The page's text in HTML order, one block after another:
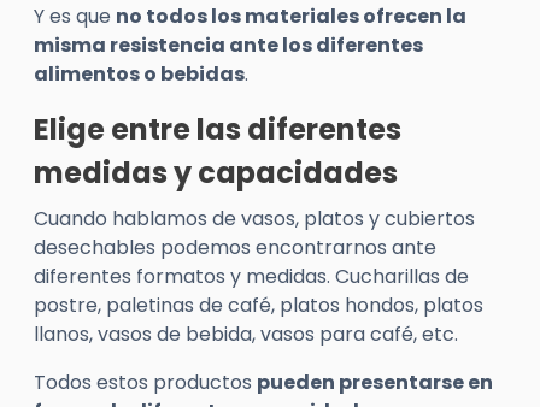
Y es que no todos los materiales ofrecen la
misma resistencia ante los diferentes
alimentos o bebidas.
Elige entre las diferentes
medidas y capacidades
Cuando hablamos de vasos, platos y cubiertos
desechables podemos encontrarnos ante
diferentes formatos y medidas. Cucharillas de
postre, paletinas de café, platos hondos, platos
llanos, vasos de bebida, vasos para café, etc.
Todos estos productos pueden presentarse en